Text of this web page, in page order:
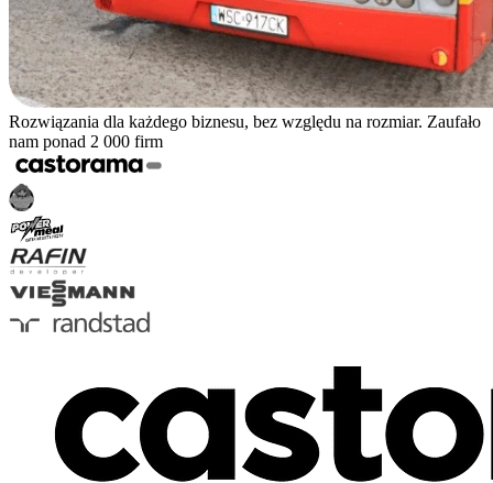
Rozwiązania dla każdego biznesu, bez względu na rozmiar. Zaufało
nam ponad 2 000 firm